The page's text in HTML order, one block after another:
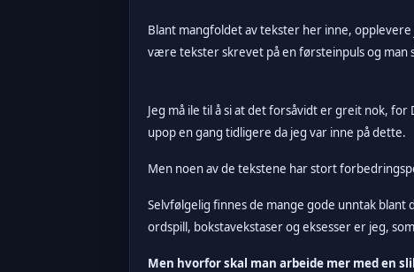
Blant mangfoldet av tekster her inne,
være tekster skrevet påen førsteinpuls og man
Jeg må ile til å si at det forsåvidt er greit nok, for
upop en gang tidligere da jeg var inne på dette.
Men noen av de tekstene har stort
Selvfølgelig finnes de mange gode unntak
ordspill, bokstavekstaser og eksesser er jeg,
Men hvorfor skal man arbeide mer med en